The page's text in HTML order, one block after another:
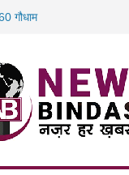
गौधाम
और नई
एक्सप्रेस से